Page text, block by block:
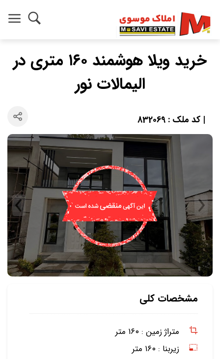
خرید ویلا هوشمند ۱۶۰ متری در
الیمالات نور
| کد ملک : 832069
مشخصات کلی
متراژ زمین : ۱۶۰ متر
زیربنا : ۱۶۰ متر